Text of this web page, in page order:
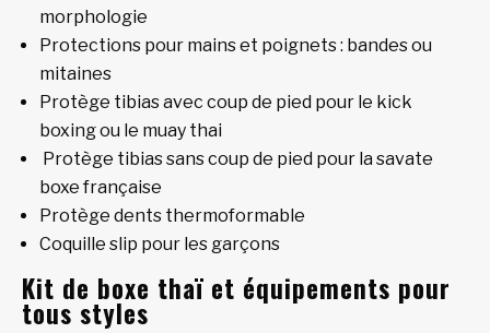
morphologie
Protections pour mains et poignets : bandes ou
mitaines
Protège tibias avec coup de pied pour le kick
boxing ou le muay thai
Protège tibias sans coup de pied pour la savate
boxe française
Protège dents thermoformable
Coquille slip pour les garçons
Kit de boxe thaï et équipements pour
tous styles